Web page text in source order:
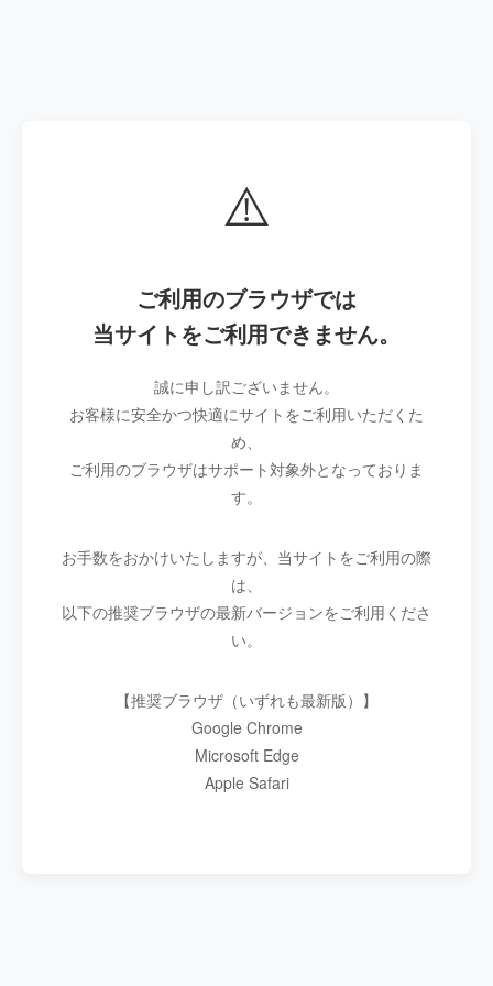
⚠️
ご利用のブラウザでは
当サイトをご利用できません。
誠に申し訳ございません。
お客様に安全かつ快適にサイトをご利用いただくた
め、
ご利用のブラウザはサポート対象外となっておりま
す。
お手数をおかけいたしますが、当サイトをご利用の際
は、
以下の推奨ブラウザの最新バージョンをご利用くださ
い。
【推奨ブラウザ（いずれも最新版）】
Google Chrome
Microsoft Edge
Apple Safari